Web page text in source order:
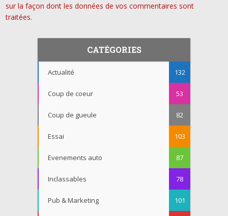
sur la façon dont les données de vos commentaires sont
traitées.
CATÉGORIES
Actualité 132
Coup de coeur 53
Coup de gueule 82
Essai 103
Evenements auto 87
Inclassables 78
Pub & Marketing 101